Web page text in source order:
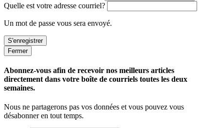
Quelle est votre adresse courriel?
Un mot de passe vous sera envoyé.
Fermer
Abonnez-vous afin de recevoir nos meilleurs articles
directement dans votre boîte de courriels toutes les deux
semaines.
Nous ne partagerons pas vos données et vous pouvez vous
désabonner en tout temps.